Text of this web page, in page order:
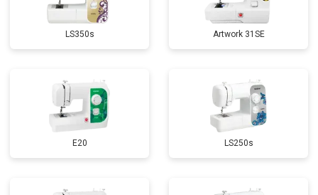
LS350s Artwork 31SE
E20 LS250s